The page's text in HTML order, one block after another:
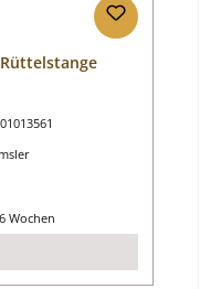
01013561
Preis:
Wochen